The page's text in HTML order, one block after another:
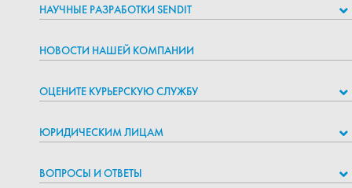
НАУЧНЫЕ РАЗРАБОТКИ SENDIT
НОВОСТИ НАШЕЙ КОМПАНИИ
ОЦЕНИТЕ КУРЬЕРСКУЮ СЛУЖБУ
ЮРИДИЧЕСКИМ ЛИЦАМ
ВОПРОСЫ И ОТВЕТЫ